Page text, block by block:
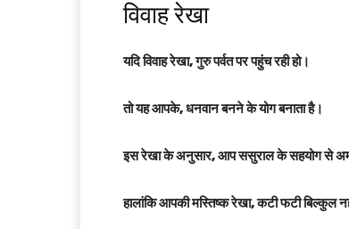
विवाह रेखा
यदि विवाह रेखा, गुरु पर्वत पर पहुंच रही हो।
तो यह आपके, धनवान बनने के योग बनाता है।
इस रेखा के अनुसार, आप ससुराल के सहयोग से
हालांकि आपकी मस्तिष्क रेखा, कटी फटी बिल्कुल